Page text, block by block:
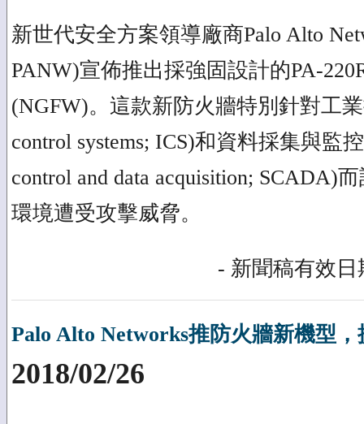
新世代安全方案領導廠商Palo Alto
PANW)宣佈推出採強固設計的PA-
(NGFW)。這款新防火牆特別針對工
control systems; ICS)和資料採集與監
control and data acquisition; SCADA)
環境遭受攻擊威脅。
- 新聞稿有效日
Palo Alto Networks推防火牆新機型
2018/02/26